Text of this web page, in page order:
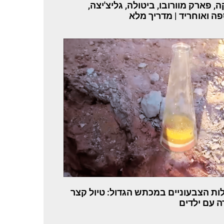
פארק מוורובו, ביטולה, גליצ'יצה,
ואוחריד | מדריך מלא
הצבעוניים במכתש הגדול: טיול קצר
עם ילדים